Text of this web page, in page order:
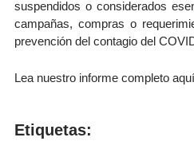
suspendidos o considerados
campañas, compras o
prevención del contagio del
Lea nuestro informe completo
Etiquetas: